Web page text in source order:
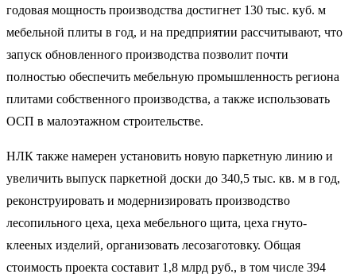
годовая мощность производства достигнет 130 тыс. куб. м
мебельной плиты в год, и на предприятии рассчитывают, что
запуск обновленного производства позволит почти
полностью обеспечить мебельную промышленность региона
плитами собственного производства, а также использовать
ОСП в малоэтажном строительстве.
НЛК также намерен установить новую паркетную линию и
увеличить выпуск паркетной доски до 340,5 тыс. кв. м в год,
реконструировать и модернизировать производство
лесопильного цеха, цеха мебельного щита, цеха гнуто-
клееных изделий, организовать лесозаготовку. Общая
стоимость проекта составит 1,8 млрд руб., в том числе 394